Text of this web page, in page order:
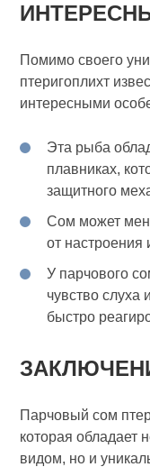
Помимо своего
птеригоплихт
интересными
Эта рыба
плавниках,
защитного
Сом может
от
У парчового
чувство слуха
быстро
Парчовый сом
которая
видом, но и